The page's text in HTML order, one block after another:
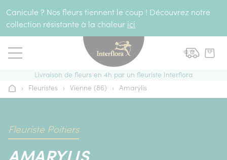
Canicule ? Nos fleurs tiennent le coup ! Découvrez notre
collection résistante à la chaleur ici
Livraison de fleurs en 4h par un fleuriste Interflora
Accueil
› Fleuristes › Vienne (86) › Amarylis
Fleuriste Poitiers
AMARYLIS